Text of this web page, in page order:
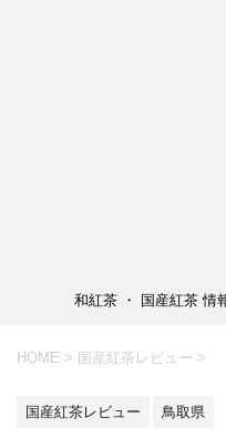
和紅茶 ・ 国産紅茶 情
HOME > 国産紅茶レビュー >
国産紅茶レビュー 鳥取県